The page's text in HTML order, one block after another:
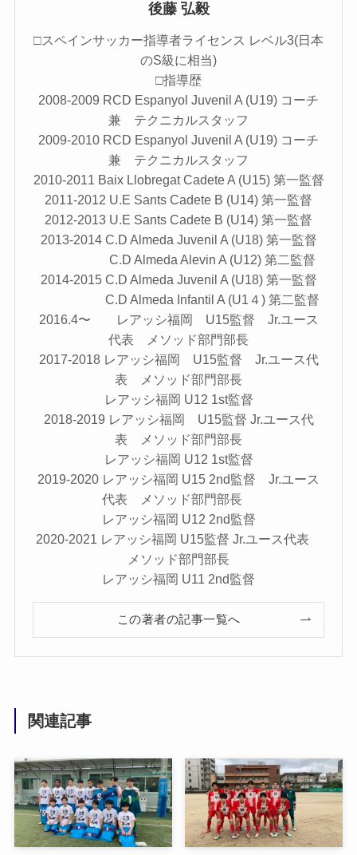
後藤 弘毅
□スペインサッカー指導者ライセンス レベル3(日本
のS級に相当)
□指導歴
2008-2009 RCD Espanyol Juvenil A (U19) コーチ
兼 テクニカルスタッフ
2009-2010 RCD Espanyol Juvenil A (U19) コーチ
兼 テクニカルスタッフ
2010-2011 Baix Llobregat Cadete A (U15) 第一監督
2011-2012 U.E Sants Cadete B (U14) 第一監督
2012-2013 U.E Sants Cadete B (U14) 第一監督
2013-2014 C.D Almeda Juvenil A (U18) 第一監督
C.D Almeda Alevin A (U12) 第二監督
2014-2015 C.D Almeda Juvenil A (U18) 第一監督
C.D Almeda Infantil A (U1４) 第二監督
2016.4〜 レアッシ福岡 U15監督 Jr.ユース
代表 メソッド部門部長
2017-2018 レアッシ福岡 U15監督 Jr.ユース代
表 メソッド部門部長
レアッシ福岡 U12 1st監督
2018-2019 レアッシ福岡 U15監督 Jr.ユース代
表 メソッド部門部長
レアッシ福岡 U12 1st監督
2019-2020 レアッシ福岡 U15 2nd監督 Jr.ユース
代表 メソッド部門部長
レアッシ福岡 U12 2nd監督
2020-2021 レアッシ福岡 U15監督 Jr.ユース代表
メソッド部門部長
レアッシ福岡 U11 2nd監督
この著者の記事一覧へ
関連記事